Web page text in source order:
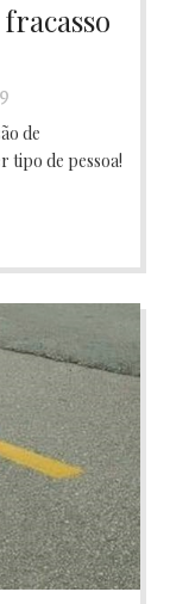
de
tipo de pessoa!